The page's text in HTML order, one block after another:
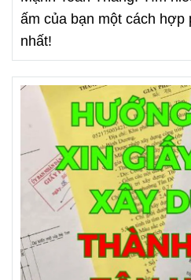
ấm của bạn một cách hợp
nhất!